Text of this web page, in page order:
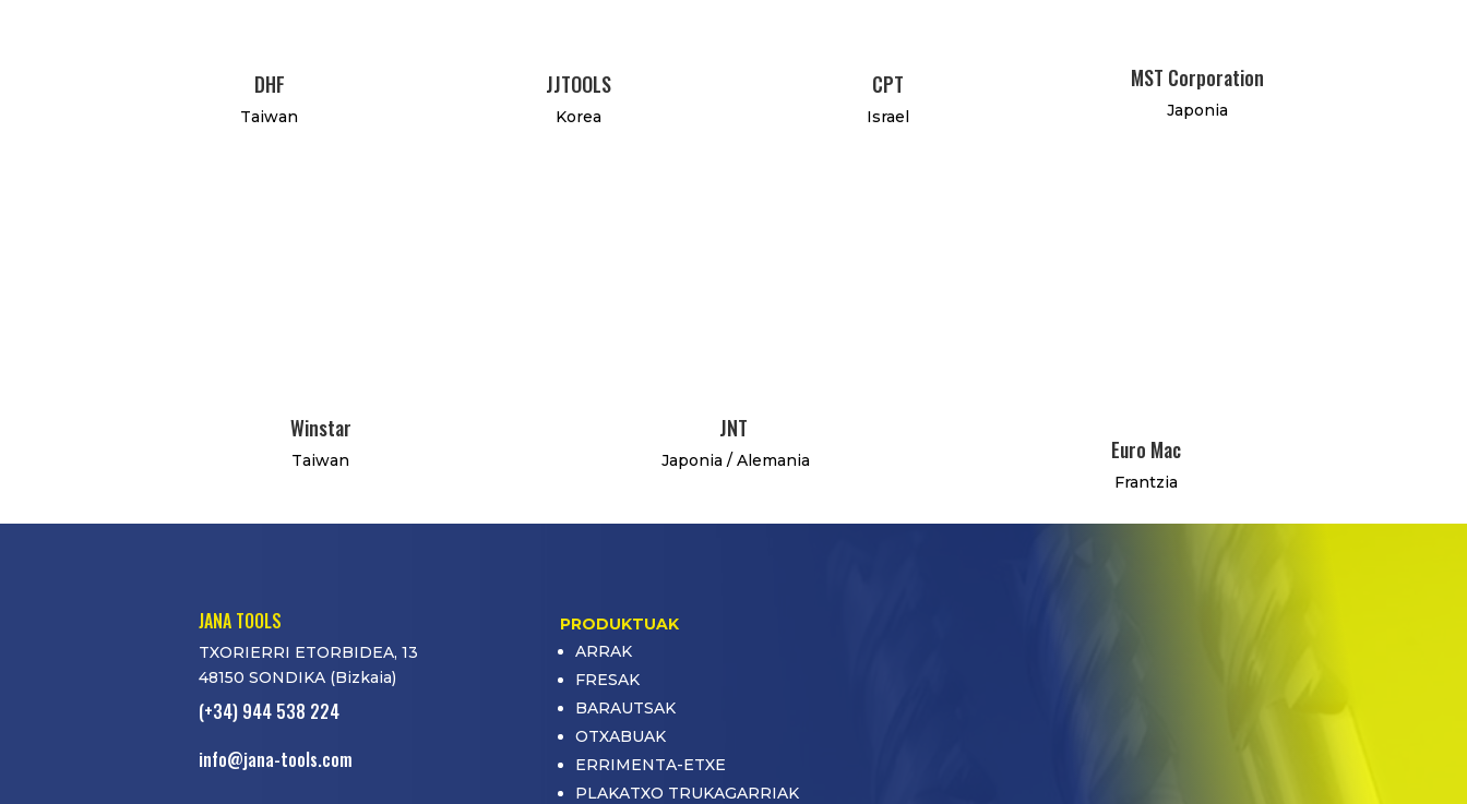
DHF
Taiwan
JJTOOLS
Korea
CPT
Israel
MST Corporation
Japonia
Winstar
Taiwan
JNT
Japonia / Alemania Euro Mac
Frantzia
JANA TOOLS
TXORIERRI ETORBIDEA, 13
48150 SONDIKA (Bizkaia)
(+34) 944 538 224
info@jana-tools.com
PRODUKTUAK
ARRAK
FRESAK
BARAUTSAK
OTXABUAK
ERRIMENTA-ETXE
PLAKATXO TRUKAGARRIAK